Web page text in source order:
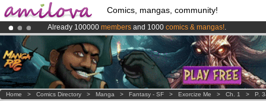
Comics, mangas, community!
Already 100000 members and 1000 comics & mangas!.
Premium membership from3.95 eurosper month !Get membership
AmilovaKickstarter is now LIVE!.
Home > Comics Directory > Manga > Fantasy - SF > Exorcize Me > Ch. 1 > P.